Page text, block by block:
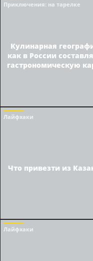
Приключения: на тарелке
Кулинарная
как в России
гастрономическую
Лайфхаки
Что привезти из
Лайфхаки